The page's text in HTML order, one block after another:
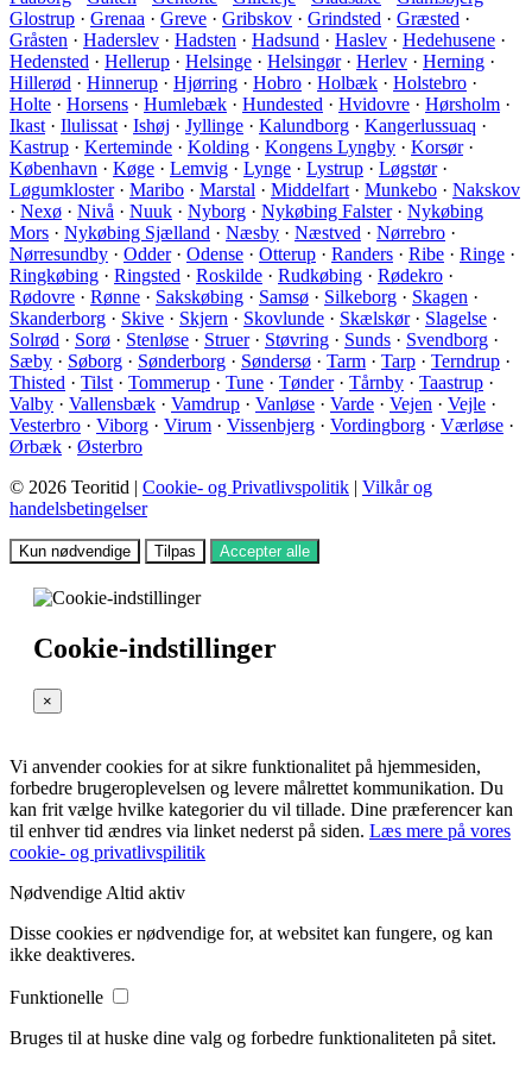
Glostrup · Grenaa · Greve · Gribskov · Grindsted · Græsted ·
Gråsten · Haderslev · Hadsten · Hadsund · Haslev · Hedehusene ·
Hedensted · Hellerup · Helsinge · Helsingør· Herlev · Herning ·
Hillerød · Hinnerup · Hjørring · Hobro · Holbæk · Holstebro ·
Holte · Horsens · Humlebæk · Hundested · Hvidovre · Hørsholm ·
Ikast · Ilulissat · Ishøj · Jyllinge · Kalundborg · Kangerlussuaq ·
Kastrup · Kerteminde · Kolding · Kongens Lyngby · Korsør·
København · Køge · Lemvig · Lynge · Lystrup · Løgstør·
Løgumkloster· Maribo · Marstal · Middelfart · Munkebo · Nakskov
· Nexø · Nivå · Nuuk · Nyborg · Nykøbing Falster· Nykøbing
Mors · Nykøbing Sjælland · Næsby · Næstved · Nørrebro ·
Nørresundby · Odder· Odense · Otterup · Randers · Ribe · Ringe ·
Ringkøbing · Ringsted · Roskilde · Rudkøbing · Rødekro ·
Rødovre · Rønne · Sakskøbing · Samsø · Silkeborg · Skagen ·
Skanderborg · Skive · Skjern · Skovlunde · Skælskør· Slagelse ·
Solrød · Sorø · Stenløse · Struer· Støvring · Sunds · Svendborg ·
Sæby · Søborg · Sønderborg · Søndersø · Tarm · Tarp · Terndrup ·
Thisted · Tilst · Tommerup · Tune · Tønder· Tårnby · Taastrup ·
Valby · Vallensbæk · Vamdrup · Vanløse · Varde · Vejen · Vejle ·
Vesterbro · Viborg · Virum · Vissenbjerg · Vordingborg · Værløse ·
Ørbæk · Østerbro
© 2026 Teoritid | Cookie- og Privatlivspolitik | Vilkår og
handelsbetingelser
Kun nødvendige Tilpas Accepter alle
Cookie-indstillinger
×
Vi anvender cookies for at sikre funktionalitet på hjemmesiden,
forbedre brugeroplevelsen og levere målrettet kommunikation. Du
kan frit vælge hvilke kategorier du vil tillade. Dine præferencer kan
til enhver tid ændres via linket nederst på siden. Læs mere på vores
cookie- og privatlivspilitik
Nødvendige Altid aktiv
Disse cookies er nødvendige for, at websitet kan fungere, og kan
ikke deaktiveres.
Funktionelle
Bruges til at huske dine valg og forbedre funktionaliteten på sitet.